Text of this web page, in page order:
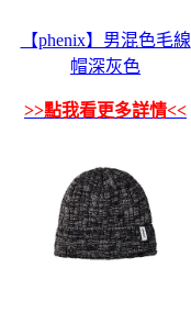
【phenix】男混色毛線
帽深灰色
>>點我看更多詳情<<